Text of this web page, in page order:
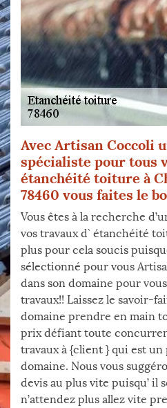
Avec Artisan Coccoli
spécialiste pour tous
étanchéité toiture à
78460 vous faites le
Vous êtes à la recherche
vos travaux d` étanchéité
plus pour cela soucis
sélectionné pour vous
dans son domaine pour
travaux!! Laissez le savoir-
domaine prendre en main
prix défiant toute
travaux à {client } qui est un
domaine. Nous vous
devis au plus vite puisqu’ il
n’attendez plus allez vite